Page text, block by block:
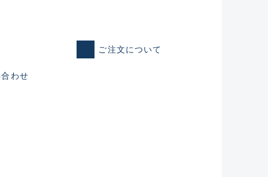
ご注文について
わせ